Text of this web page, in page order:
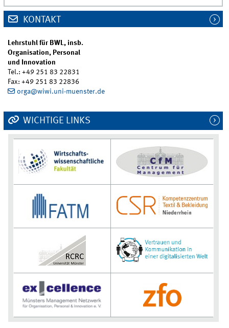
KONTAKT
Lehrstuhl für BWL, insb.
Organisation, Personal
und Innovation
Tel.: +49 251 83 22831
Fax: +49 251 83 22836
orga@wiwi.uni-muenster.de
WICHTIGE LINKS